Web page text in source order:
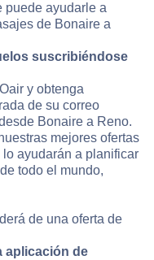
puede ayudarle a
de Bonaire a
suscribiéndose
y obtenga
de su correo
Bonaire a Reno.
mejores ofertas
ayudarán a planificar
todo el mundo,
de una oferta de
aplicación de